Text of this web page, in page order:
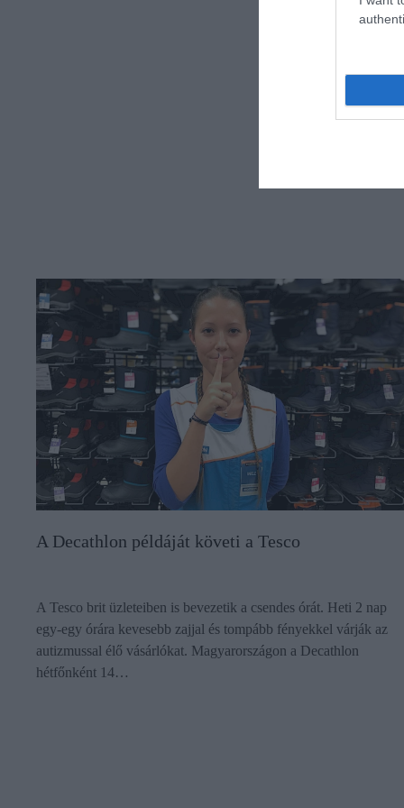
A Decathlon példáját követi a Tesco
A Tesco brit üzleteiben is bevezetik a csendes órát. Heti 2 nap
egy-egy órára kevesebb zajjal és tompább fényekkel várják az
autizmussal élő vásárlókat. Magyarországon a Decathlon
hétfőnként 14…